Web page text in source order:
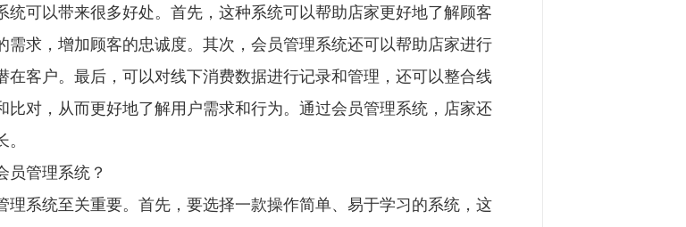
可以带来很多好处。首先，这种系统可以帮助店家更好地了解顾客
需求，增加顾客的忠诚度。其次，会员管理系统还可以帮助店家进行
在客户。最后，可以对线下消费数据进行记录和管理，还可以整合线
比对，从而更好地了解用户需求和行为。通过会员管理系统，店家还
管理系统？
系统至关重要。首先，要选择一款操作简单、易于学习的系统，这